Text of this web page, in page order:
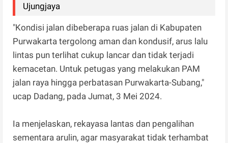
Ujungjaya
"Kondisi jalan dibeberapa ruas jalan di Kabupaten
Purwakarta tergolong aman dan kondusif, arus lalu
lintas pun terlihat cukup lancar dan tidak terjadi
kemacetan. Untuk petugas yang melakukan PAM
jalan raya hingga perbatasan Purwakarta-Subang,"
ucap Dadang, pada Jumat, 3 Mei 2024.
Ia menjelaskan, rekayasa lantas dan pengalihan
sementara arulin, agar masyarakat tidak terhambat